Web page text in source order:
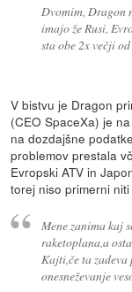
Dvomim, Dragon
imajo že Rusi,
sta obe 2x večji
V bistvu je Dragon
(CEO SpaceXa) je
na dozdajšne
problemov prestala
Evropski ATV in
torej niso primerni
Mene zanima kaj
raketoplana,a
Kajti,če ta
onesneževanje